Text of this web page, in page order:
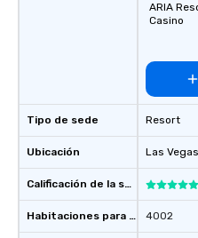
Tipo de sede
Ubicación
Calificación de la sede
Habitaciones para huéspedes
ARIA
Casino
Resort
Las Vegas
4002